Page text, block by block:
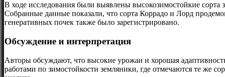
В ходе исследования были выявлены высокозимостойкие
Собранные данные показали, что сорта Коррадо и Лорд
генеративных почек также было зарегистрировано.
Обсуждение и интерпретация
Авторы обсуждают, что высокие урожаи и хорошая
работами по зимостойкости земляники, где отмечаются те же